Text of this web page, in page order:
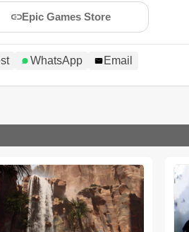
Epic Games Store
WhatsApp Email